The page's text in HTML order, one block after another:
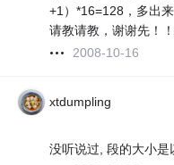
+1）*16=128，多出
请教请教，谢谢先！
2008-10-16
xtdumpling
没听说过, 段的大小